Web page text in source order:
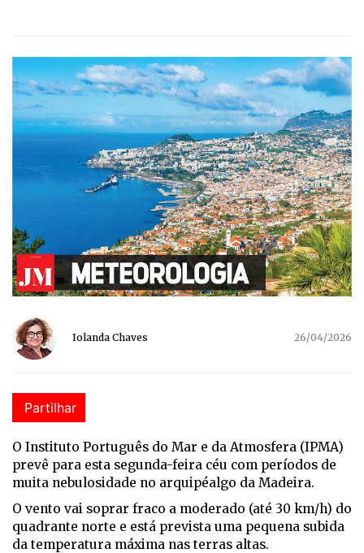
Iolanda Chaves 26/04/2026
Partilhar
O Instituto Português do Mar e da Atmosfera (IPMA)
prevê para esta segunda-feira céu com períodos de
muita nebulosidade no arquipéalgo da Madeira.
O vento vai soprar fraco a moderado (até 30 km/h) do
quadrante norte e está prevista uma pequena subida
da temperatura máxima nas terras altas.